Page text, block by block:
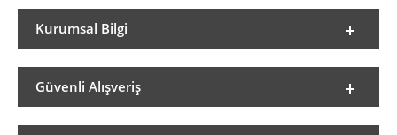
Kurumsal Bilgi
Güvenli Alışveriş